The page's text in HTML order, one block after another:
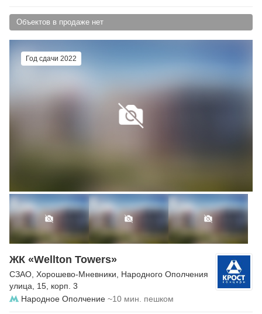
Объектов в продаже нет
Год сдачи 2022
ЖК «Wellton Towers»
СЗАО, Хорошево-Мневники, Народного Ополчения
улица, 15, корп. 3
Народное Ополчение ~10 мин. пешком